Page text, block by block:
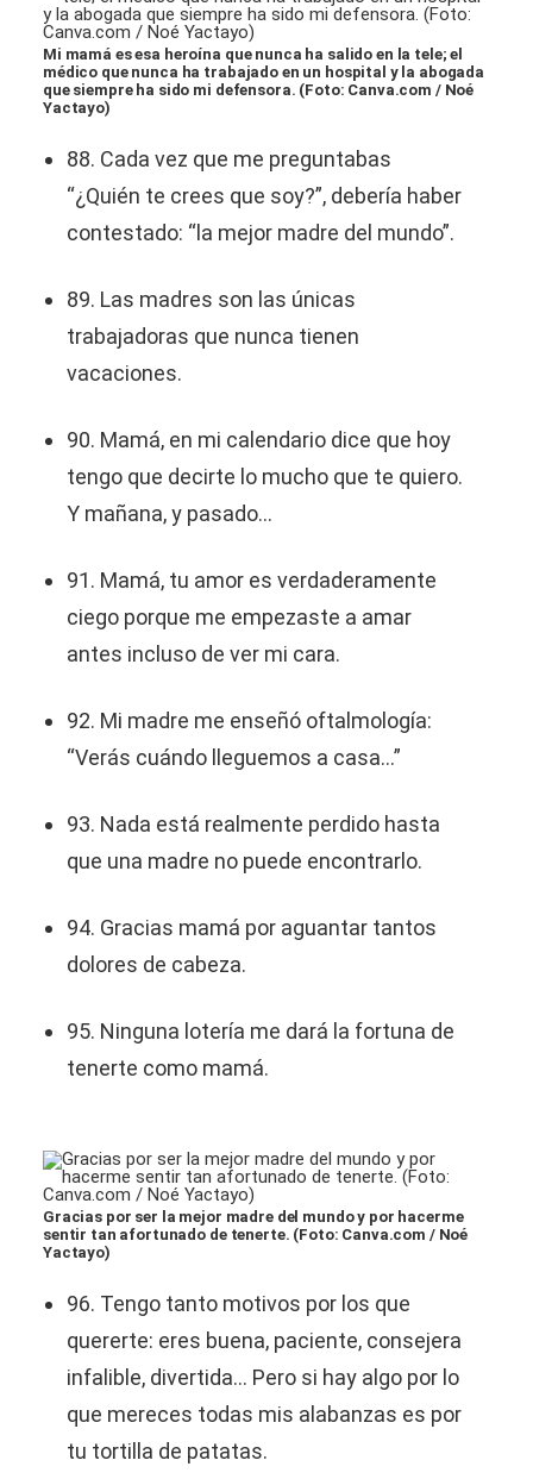
Mi mamá es esa heroína que nunca ha salido en la tele; el
médico que nunca ha trabajado en un hospital y la abogada
que siempre ha sido mi defensora. (Foto: Canva.com / Noé
Yactayo)
88. Cada vez que me preguntabas
“¿Quién te crees que soy?”, debería haber
contestado: “la mejor madre del mundo”.
89. Las madres son las únicas
trabajadoras que nunca tienen
vacaciones.
90. Mamá, en mi calendario dice que hoy
tengo que decirte lo mucho que te quiero.
Y mañana, y pasado...
91. Mamá, tu amor es verdaderamente
ciego porque me empezaste a amar
antes incluso de ver mi cara.
92. Mi madre me enseñó oftalmología:
“Verás cuándo lleguemos a casa...”
93. Nada está realmente perdido hasta
que una madre no puede encontrarlo.
94. Gracias mamá por aguantar tantos
dolores de cabeza.
95. Ninguna lotería me dará la fortuna de
tenerte como mamá.
Gracias por ser la mejor madre del mundo y por hacerme
sentir tan afortunado de tenerte. (Foto: Canva.com / Noé
Yactayo)
96. Tengo tanto motivos por los que
quererte: eres buena, paciente, consejera
infalible, divertida... Pero si hay algo por lo
que mereces todas mis alabanzas es por
tu tortilla de patatas.